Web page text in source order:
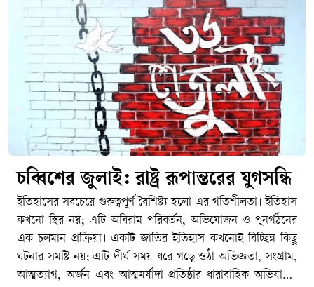
চব্বিশের জুলাই: রাষ্ট্র রূপান্তরের যুগসন্ধি
ইতিহাসের সবচেয়ে গুরুত্বপূর্ণ বৈশিষ্ট্য হলো এর গতিশীলতা। ইতিহাস কখনো স্থির নয়; এটি অবিরাম পরিবর্তন, অভিযোজন ও পুনর্গঠনের এক চলমান প্রক্রিয়া। একটি জাতির ইতিহাস কখনোই বিচ্ছিন্ন কিছু ঘটনার সমষ্টি নয়; এটি দীর্ঘ সময় ধরে গড়ে ওঠা অভিজ্ঞতা, সংগ্রাম, আত্মত্যাগ, অর্জন এবং আত্মমর্যাদা প্রতিষ্ঠার ধারাবাহিক অভিযাত্রা। কোনো জাতি, সমাজ কিংবা রাষ্ট্র একটি নির্দিষ্ট অবস্থায় দীর্ঘকাল টিকে থাকতে পারে না। সময়ের প্রবাহে নতুন বাস্তবতা, নতুন চ্যালেঞ্জ, নতুন সংকট এবং নতুন প্রত্যাশার মুখোমুখি হতে হয়। সেই পরিবর্তিত বাস্তবতার সঙ্গে খাপ খাইয়ে নেয়ার সক্ষমতাই নির্ধারণ করে একটি জাতির অগ্রযাত্রার দিকনির্দেশনা। যে জাতি অতীতের অভিজ্ঞতা ও অর্জনকে শক্তিতে রূপান্তরিত করে ভবিষ্যতের দিকে এগিয়ে যেতে পারে, ইতিহাস শেষ পর্যন্ত তাদের পক্ষেই কথা বলে। পক্ষান্তরে, যে জাতি অতীতের গৌরবকে ভবিষ্যৎ নির্মাণের প্রেরণা হিসেবে গ্রহণ না করে রাজনৈতিক প্রতিদ্বন্দ্বিতার অস্ত্রে পরিণত করে, নিজেদের মধ্যে বিভেদ ও দ্বন্দ্বকে স্থায়ী করে তোলে, তারা একসময় অগ্রগতির পথ হারিয়ে ফেলে। ইতিহাসের শিক্ষা হলো অতীতকে অস্বীকার করা যেমন আত্মঘাতী, তেমনি অতীতের মধ্যেই বন্দী হয়ে থাকাও সমান ক্ষতিকর।পলাশী-উত্তর বাংলাদেশের ইতিহাস মূলত সংগ্রামের ইতিহাস। ১৯৪৭-পূর্ব ঔপনিবেশিক শাসনের বিরুদ্ধে অব্যাহত প্রতিরোধ ও স্বাধীনতার সংগ্রাম, তারপর ১৯৭৪-উত্তর ভাষার জন্য সংগ্রাম, রাজনৈতিক অধিকারের জন্য সংগ্রাম, অর্থনৈতিক বৈষম্যের বিরুদ্ধে সংগ্রাম, সাংস্কৃতিক স্বাতন্ত্র্য রক্ষার সংগ্রাম, আত্মনিয়ন্ত্রণের তথা স্বাধিকারের সংগ্রাম এবং শেষ পর্যন্ত স্বাধীন রাষ্ট্র প্রতিষ্ঠার সংগ্রাম- এর সবকিছু মিলিয়েই আমাদের জাতীয় ইতিহাস নির্মিত হয়েছে। এ ইতিহাসের প্রতিটি গুরুত্বপূর্ণ অধ্যায় পূর্ববর্তী অধ্যায়ের ওপর ভিত্তি করে গড়ে উঠেছে। ১৯৫২-এর ভাষা আন্দোলন ভাষাভিত্তিক বাঙালি জাতীয়তার আত্মপরিচয়ের ভিত্তি নির্মাণ করেছে; ১৯৬৬-এর ছয় দফা আন্দোলন রাজনৈতিক স্বায়ত্তশাসনের দাবিকে সুসংহত করেছে; ১৯৬৯-এর গণঅভ্যুত্থান গণশক্তির সক্ষমতাকে প্রকাশ করেছে; আর ১৯৭১ সালের মহান স্বাধীনতা যুদ্ধ সেই দীর্ঘ সংগ্রামকে স্বাধীন রাষ্ট্র প্রতিষ্ঠার মধ্য দিয়ে পরিণতি দিয়েছে। নিঃসন্দেহে স্বাধীনতা যুদ্ধ আমাদের জাতীয় জীবনের সবচেয়ে গৌরবময় এবং নির্ধারক মাইলফলক, যার মাধ্যমে আমাদের রাজনৈতিক স্বাধীনতা অর্জিত হয়েছে এবং বিশ্ব মানচিত্রে বাংলাদেশ একটি সার্বভৌম রাষ্ট্র হিসেবে আত্মপ্রকাশ করেছে।কিন্তু আমাদের মনে রাখতে হবে যে, একটা জাতির ইতিহাসের পথচলা কোনো একক ঘটনার মধ্যেই থেমে থাকে না। ১৭৫৭ সালের পলাশীর প্রান্তরে নবাব সিরাজ-উদ্দৌলার পরাজয় যেমন এই অঞ্চলে একটি দীর্ঘ ঔপনিবেশিক শাসনের সূচনা করেছিল এবং তার অভিঘাত শতাব্দীর পর শতাব্দী ধরে জাতির জীবনকে প্রভাবিত করেছে, তেমনি ১৯৭১ সালের বিজয়ও কোনো চূড়ান্ত সমাপ্তি ছিল না। স্বাধীনতা অর্জনের মাধ্যমে একটি জাতি রাষ্ট্র প্রতিষ্ঠার সুযোগ পায়, কিন্তু সেই রাষ্ট্রকে কতটা ন্যায়ভিত্তিক, গণতান্ত্রিক, জবাবদিহিমূলক ও বৈষম্যহীন করা যাবে সেই প্রশ্নের উত্তর খুঁজে বের করার সংগ্রাম তখনই শুরু হয়। রাষ্ট্রবিজ্ঞানীরা প্রায়ই বলেন, স্বাধীনতা একটি ঘটনা; কিন্তু ন্যায়ভিত্তিক রাষ্ট্র বিনির্মাণ একটি দীর্ঘমেয়াদি প্রক্রিয়া। সেই প্রক্রিয়ায় কখনো অগ্রগতি আসে, কখনো পশ্চাৎপদতা দেখা দেয়; কখনো জনগণের আকাক্সক্ষা রাষ্ট্রকে সামনে এগিয়ে নেয়, আবার কখনো ক্ষমতার কেন্দ্রীভবন সেই অগ্রযাত্রাকে বাধাগ্রস্ত করে। রাষ্ট্রযন্ত্রের স্বৈরাচারী ভূমিকায় জালেম শাসক শ্রেণীর যাতাকলে পিষ্ট মজলুম জনগণ মুক্তির পথ খোঁজে গণঅভ্যুত্থান কিংবা বিপ্লবের পথে। এই কারণেই স্বাধীনতা কোনো গন্তব্য নয়; এটি রাষ্ট্র হিসেবে নিজস্ব সার্বভৌমত্ব, জনগণের অধিকার এবং ন্যায়বিচার প্রতিষ্ঠার দীর্ঘ যাত্রার সূচনা মাত্র। একটি জাতির ইতিহাসের ক্রমধারায় নতুন নতুন প্রজন্মের আবির্ভাব ঘটে, এবং তাদের সামনে নতুন প্রশ্ন ও নতুন চ্যালেঞ্জ উপস্থিত হয়। ফলে স্বাধীনতার মৌলিক চেতনা তথা মানবিক মর্যাদা, রাজনৈতিক স্বাধীনতা, সামাজিক ন্যায়বিচার ও অর্থনৈতিক সাম্য প্রভৃতি বিষয় প্রতিটি যুগে নতুন বাস্তবতায় নতুনভাবে ব্যাখ্যা ও বাস্তবায়নের দাবি তোলে। বাংলাদেশের ইতিহাসও সেই ধারাবাহিকতার বাইরে নয়। তাই আমাদের জাতীয় ইতিহাসকে কোনো বিচ্ছিন্ন ঘটনার সমষ্টি হিসেবে নয়, বরং একটি চলমান অভিযাত্রা হিসেবে দেখতে হবে যেখানে প্রতিটি সংগ্রাম পূর্ববর্তী সংগ্রামের উত্তরাধিকার বহন করে এবং পরবর্তী সংগ্রামের ভিত্তি নির্মাণ করে। এই ধারাবাহিক ঐতিহাসিক প্রবাহের মধ্যেই ২০২৪ সালের জুলাই গণঅভ্যুত্থানের তাৎপর্য অনুধাবন করতে হবে; একটি প্রতিদ্বন্দ্বী ইতিহাস হিসেবে নয়, বরং বাংলাদেশের রাষ্ট্রযন্ত্র ও সমাজকে আরও ন্যায়ভিত্তিক, বৈষম্যহীন ও স্বৈরাচারমুক্ত করার দীর্ঘ অভিযাত্রার একটি নতুন অধ্যায় হিসেবে।বিশ্ব ইতিহাসের দিকে তাকালেও আমরা একই বাস্তবতা দেখতে পাই। কোনো জাতির ইতিহাসে একটি বড় অর্জন কখনোই চূড়ান্ত পরিণতি নয়; বরং তা নতুন সংগ্রাম, নতুন দায়িত্ব এবং নতুন প্রত্যাশার সূচনা করে। ১৭৭৬ সালের আমেরিকার স্বাধীনতা যুদ্ধ ব্রিটিশ ঔপনিবেশিক শাসন থেকে মুক্তির পথ খুলে দিলেও সেখানে নাগরিক অধিকার, বর্ণসমতা এবং গণতান্ত্রিক অন্তর্ভুক্তির প্রশ্নে দীর্ঘ সংগ্রাম অব্যাহত ছিল। স্বাধীনতার প্রায় দুই শতাব্দী পরও আফ্রিকান-আমেরিকানদের অধিকার প্রতিষ্ঠার জন্য মার্টিন লুথার কিং জুনিয়রের নেতৃত্বে ব্যাপক নাগরিক অধিকার আন্দোলন গড়ে উঠতে হয়েছে। একইভাবে ১৭৮৯ সালের ফরাসি বিপ্লব স্বাধীনতা, সাম্য ও ভ্রাতৃত্বের মহান আদর্শ সামনে নিয়ে এলেও গণতন্ত্র, মানবাধিকার এবং প্রজাতান্ত্রিক মূল্যবোধকে সুসংহত করতে ফরাসি সমাজকে বহু উত্থান-পতন, সংঘাত ও পুনর্গঠনের মধ্য দিয়ে অগ্রসর হতে হয়েছে। দক্ষিণ আফ্রিকায় বর্ণবাদবিরোধী সংগ্রামের মাধ্যমে রাজনৈতিক মুক্তি অর্জনের পরও সামাজিক ন্যায়বিচার, অর্থনৈতিক বৈষম্য দূরীকরণ এবং অন্তর্ভুক্তিমূলক রাষ্ট্র গঠনের প্রশ্নে নতুন সংগ্রামের সূচনা হয়েছে। ইতিহাসের এই অভিজ্ঞতাগুলো আমাদের শেখায় যে রাজনৈতিক মুক্তি একটি গুরুত্বপূর্ণ অর্জন, কিন্তু সেই অর্জনের প্রকৃত মূল্য নির্ধারিত হয় পরবর্তী রাষ্ট্রগঠন প্রক্রিয়ার মাধ্যমে।ইতিহাসের প্রতিটি বিজয় নতুন দায়িত্বের জন্ম দেয়, প্রতিটি অর্জন নতুন প্রত্যাশাকে সামনে নিয়ে আসে। কোনো জাতি যদি অর্জনের স্মৃতিকে সংরক্ষণ করেই সন্তুষ্ট থাকে, কিন্তু সেই অর্জনের অন্তর্নিহিত আদর্শ বাস্তবায়নের পথে অগ্রসর না হয়, তাহলে ইতিহাসের অগ্রযাত্রা থমকে যায়। বাংলাদেশের ক্ষেত্রেও এর ব্যতিক্রম হওয়ার কোনো কারণ নেই। ১৯৭১ সালে স্বাধীন রাষ্ট্র প্রতিষ্ঠার মধ্য দিয়ে গণতন্ত্র, সাম্য, মানবিক মর্যাদা ও সামাজিক ন্যায়বিচারের যে স্বপ্ন জনগণ লালন করেছিল তার পূর্ণ বাস্তবায়ন এখনও একটি চলমান প্রক্রিয়া। ফলে রাষ্ট্র ও সমাজের ভেতরে যখনই সেই আকাক্সক্ষার সঙ্গে বাস্তবতার ফারাক বেড়েছে, তখনই নতুন করে পরিবর্তনের দাবি উত্থাপিত হয়েছে। এই প্রেক্ষাপটে ২০২৪ সালের গণঅভ্যুত্থানকে কোনো বিচ্ছিন্ন ঘটনা, আকস্মিক বিস্ফোরণ বা সাময়িক রাজনৈতিক প্রতিক্রিয়া হিসেবে দেখার সুযোগ নেই। বরং এটি বাংলাদেশের রাষ্ট্র, সমাজ এবং রাজনৈতিক সংস্কৃতির দীর্ঘ বিবর্তনধারার একটি গুরুত্বপূর্ণ মাইলফলক ও বিশেষ অধ্যায়। এটি এমন এক ঐতিহাসিক মুহূর্ত, যখন নতুন প্রজন্ম রাষ্ট্রের সামনে জবাবদিহিতা, ন্যায়বিচার, বৈষম্যহীনতা, ন্যায্য অধিকার এবং নাগরিক মর্যাদার প্রশ্নগুলোকে নতুন করে উত্থাপন করেছে। যে প্রশ্নগুলো এক অর্থে স্বাধীনতার মূল চেতনার সঙ্গেই সম্পর্কযুক্ত, কিন্তু সময়ের পরিবর্তনের সঙ্গে নতুন ভাষা, নতুন অভিজ্ঞতা এবং নতুন বাস্তবতার আলোকে পুনরায় উচ্চারিত হয়েছে।২০২৪-এর এই গণঅভ্যুত্থান বিশেষভাবে তরুণ প্রজন্মের সেই ঐতিহাসিক ভূমিকাকে সামনে নিয়ে এসেছে, যা যুগে যুগে সামাজিক ও রাজনৈতিক পরিবর্তনের প্রধান চালিকাশক্তি হিসেবে কাজ করেছে। ইতিহাস সাক্ষ্য দেয়, রাষ্ট্রীয় প্রতিষ্ঠানগুলো যখন জনগণের প্রত্যাশা পূরণে ব্যর্থ হয়, যখন ক্ষমতার কেন্দ্রীভবন জবাবদিহিতার পরিসর সংকুচিত করে, যখন নাগরিক অংশগ্রহণের সুযোগ সীমিত হয়ে পড়ে এবং যখন ন্যায়বিচারের প্রতি মানুষের আস্থা দুর্বল হতে থাকে, তখন পরিবর্তনের দাবি সবচেয়ে জোরালোভাবে উচ্চারিত হয় তরুণদের কণ্ঠে। কারণ তরুণেরা কেবল বর্তমানের প্রতিনিধিত্ব করে না; তারা ভবিষ্যতের দাবিদার এবং অংশীদারও বটে। তাদের স্বপ্ন, প্রত্যাশা এবং বঞ্চনার অভিজ্ঞতা সমাজের গভীর পরিবর্তনের আকাক্সক্ষাকে দৃশ্যমান করে তোলে। ফলে ইতিহাসের প্রতিটি যুগান্তকারী পরিবর্তনের পেছনে তরুণদের সক্রিয় উপস্থিতি লক্ষ্য করা যায়। ঔপনিবেশিক শাসনের বিরুদ্ধে সংগ্রাম, ভাষা আন্দোলন, ঊনসত্তরের গণঅভ্যুত্থান, মহান স্বাধীনতা যুদ্ধ কিংবা বিশ্বের বিভিন্ন দেশে গণতন্ত্র ও মানবাধিকারের আন্দোলন সব ক্ষেত্রেই তরুণরাই অগ্রণীর ভূমিকা পালন করেছে। তারাই সাহসিকতার সঙ্গে প্রচলিত বাস্তবতাকে প্রশ্ন করেছে, অন্যায়ের বিরুদ্ধে দাঁড়িয়েছে এবং প্রয়োজন হলে আত্মত্যাগের মাধ্যমে ইতিহাসের গতিপথ পরিবর্তন করেছে। বাংলাদেশের রাজনৈতিক পটপরিবর্তনে ২০২৪ সালের জুলাইয়ের ছাত্র আন্দোলনও সেই দীর্ঘ ঐতিহাসিক ধারারই অংশ, যেখানে নতুন প্রজন্ম কেবল একটি তাৎক্ষণিক দাবির জন্য নয়, বরং রাষ্ট্র ও সমাজের চরিত্র নিয়ে একটি বৃহত্তর প্রশ্ন উত্থাপন করেছে। সেই কারণেই জুলাইয়ের গণঅভ্যুত্থানের তাৎপর্য কেবল একটি রাজনৈতিক ঘটনার মধ্যে সীমাবদ্ধ নয়; এটি রাষ্ট্রের ভবিষ্যৎ বিনির্মাণ নিয়ে জনগণের নতুন আকাঙ্ক্ষা এবং বিশেষত তরুণ প্রজন্মের ঐতিহাসিক আত্মপ্রকাশের এক গুরুত্বপূর্ণ দলিল। আমাদের জাতীয় জীবনের প্রায় প্রতিটি যুগান্তকারী অধ্যায়ের কেন্দ্রবিন্দুতে ছিল তরুণদের সাহস, স্বপ্ন এবং আত্মত্যাগ। ১৯৫২ সালের ভাষা আন্দোলনে রাষ্ট্রীয় দমন-পীড়নের মুখেও তরুণ ছাত্রসমাজ মাতৃভাষার অধিকার প্রতিষ্ঠার জন্য জীবন উৎসর্গ করেছে। ১৯৬৯-এর গণঅভ্যুত্থানে তারুণ্যের নেতৃত্বেই স্বৈরশাসনের ভিত কেঁপে উঠেছিল। ১৯৭১ সালের মহান স্বাধীনতা যুদ্ধে অসংখ্য তরুণ অস্ত্র হাতে নিয়ে স্বাধীনতার জন্য জীবন বাজি রেখেছিল। ১৯৯০ সালের স্বৈরাচারবিরোধী আন্দোলনেও ছাত্রসমাজ গণতন্ত্র পুনরুদ্ধারের সংগ্রামে অগ্রণী ভূমিকা পালন করে। একই ধারাবাহিকতায় ২০২৪ সালের ছাত্র-জনতার গণআন্দোলনও প্রমাণ করেছে যে বাংলাদেশের ইতিহাসে পরিবর্তনের সবচেয়ে শক্তিশালী চালিকাশক্তি এখনও তরুণ প্রজন্ম। যুগ বদলেছে, প্রেক্ষাপট বদলেছে, কিন্তু ন্যায়, মর্যাদা এবং অধিকারের প্রশ্নে তারুণ্যের ঐতিহাসিক ভূমিকা অপরিবর্তিত রয়েছে।সঙ্গত কারণে তরুণেরা সাধারণত বিদ্যমান ব্যবস্থাকে প্রশ্ন করার সাহস রাখে। তারা প্রতিষ্ঠিত সত্য তথা বন্দোবস্তকে অন্ধভাবে মেনে নিতে চায় না; বরং বাস্তবতার সঙ্গে আদর্শের ফারাককে চিহ্নিত করতে চায়। তাদের মধ্যে ভবিষ্যৎ কল্পনার শক্তি থাকে, নতুন সম্ভাবনা নির্মাণের সাহস থাকে এবং প্রয়োজন হলে ব্যক্তিগত ঝুঁকি গ্রহণের মানসিকতাও থাকে। জার্মান বংশোদ্ভুত মার্কিন রাজনৈতিক তাত্ত্বিক হানা আরেন্টের (১৯০৬-১৯৭৫) মতে, প্রতিটি নতুন প্রজন্ম পৃথিবীতে নতুন সূচনার সম্ভাবনা নিয়ে আসে। ইতিহাসের নানা পর্যায়ে আমরা দেখেছি, সমাজ যখন স্থবির হয়ে পড়ে বা রাষ্ট্র যখন জনগণের আকাঙ্ক্ষা থেকে বিচ্ছিন্ন হতে শুরু করে, তখন সেই নতুন সূচনার আহ্বান সবচেয়ে প্রবলভাবে এসেছে তরুণদের কাছ থেকেই। বাংলাদেশের জুলাই অভ্যুত্থানও সেই অর্থে কেবল একটি রাজনৈতিক প্রতিবাদ ছিল না; এটি ছিল নতুন প্রজন্মের পক্ষ থেকে রাষ্ট্রের উদ্দেশে একটি মৌলিক প্রশ্ন: রাষ্ট্র কার জন্য, ক্ষমতা কার স্বার্থে এবং স্বাধীনতার প্রকৃত অর্থ কী? সে যাই হোক, ইতিহাসের আরেকটি গুরুত্বপূর্ণ বাস্তবতাও আমাদের স্মরণে রাখতে হবে। ইতিহাস কেবল অতীতের ঘটনা-পরম্পরা নয়; এটি বর্তমানের রাজনীতিরও একটি গুরুত্বপূর্ণ ক্ষেত্র। ক্ষমতার রাজনীতিতে অতীতের স্মৃতি প্রায়ই মূল্যবান সম্পদে পরিণত হয়। ইতিহাস তখন শুধু গবেষণা, বিশ্লেষণ বা শিক্ষা গ্রহণের বিষয় থাকে না; বরং রাজনৈতিক বৈধতা অর্জন, জনসমর্থন সংগঠিত করা এবং নৈতিক কর্তৃত্ব প্রতিষ্ঠার একটি কার্যকর হাতিয়ার হয়ে ওঠে। ফরাসি সমাজবিজ্ঞানী পিয়েরে বুর্দিয়োর (১৯৩০-২০০২) ভাষায়, এটি এক ধরনের ‘প্রতীকী পুঁজি’ (সিম্বোলিক ক্যাপিটাল), যার মাধ্যমে ব